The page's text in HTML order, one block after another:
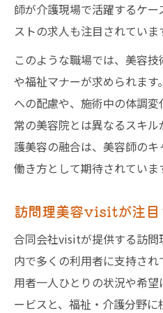
師が介護現場で活躍するケ
ストの求人も注目されていま
このような職場では、美容
や福祉マナーが求められま
への配慮や、施術中の体調
常の美容院とは異なるスキ
護美容の融合は、美容師の
働き方として期待されていま
訪問理美容visitが注目
合同会社visitが提供する訪問
内で多くの利用者に支持さ
用者一人ひとりの状況や希
ービスと、福祉・介護分野